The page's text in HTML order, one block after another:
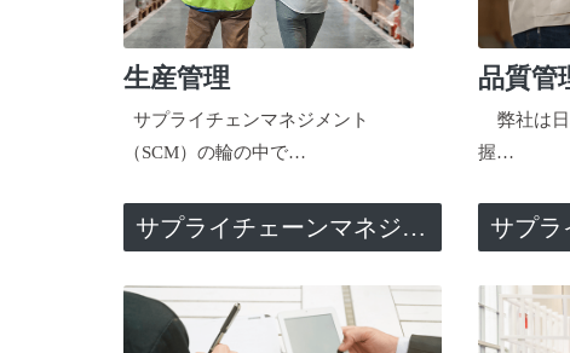
生産管理
サプライチェンマネジメント
（SCM）の輪の中で…
サプライチェーンマネジメント
品質管
弊社は日
握…